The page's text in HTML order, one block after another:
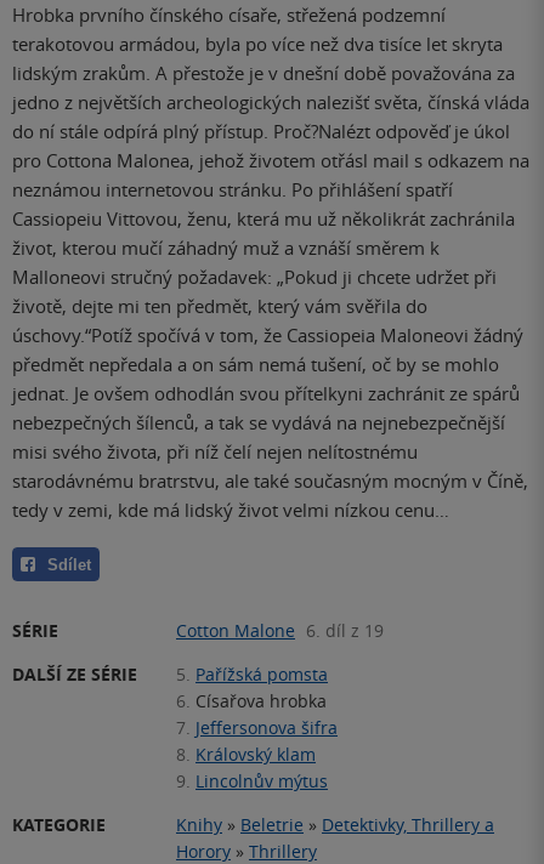
Hrobka prvního čínského císaře, střežená podzemní
terakotovou armádou, byla po více než dva tisíce let skryta
lidským zrakům. A přestože je v dnešní době považována za
jedno z největších archeologických nalezišť světa, čínská vláda
do ní stále odpírá plný přístup. Proč?Nalézt odpověď je úkol
pro Cottona Malonea, jehož životem otřásl mail s odkazem na
neznámou internetovou stránku. Po přihlášení spatří
Cassiopeiu Vittovou, ženu, která mu už několikrát zachránila
život, kterou mučí záhadný muž a vznáší směrem k
Malloneovi stručný požadavek: „Pokud ji chcete udržet při
životě, dejte mi ten předmět, který vám svěřila do
úschovy.“Potíž spočívá v tom, že Cassiopeia Maloneovi žádný
předmět nepředala a on sám nemá tušení, oč by se mohlo
jednat. Je ovšem odhodlán svou přítelkyni zachránit ze spárů
nebezpečných šílenců, a tak se vydává na nejnebezpečnější
misi svého života, při níž čelí nejen nelítostnému
starodávnému bratrstvu, ale také současným mocným v Číně,
tedy v zemi, kde má lidský život velmi nízkou cenu…
Sdílet
SÉRIE Cotton Malone 6. díl z 19
DALŠÍ ZE SÉRIE
5. Pařížská pomsta
6. Císařova hrobka
7. Jeffersonova šifra
8. Královský klam
9. Lincolnův mýtus
KATEGORIE
Knihy » Beletrie » Detektivky, Thrillery a
Horory » Thrillery